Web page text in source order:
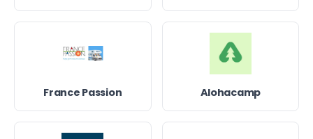
France Passion Alohacamp